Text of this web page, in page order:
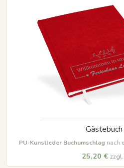
PU-Kunstleder Buchumschlag nach
25,20 €